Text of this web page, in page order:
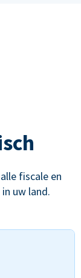
fiscale en
uw land.